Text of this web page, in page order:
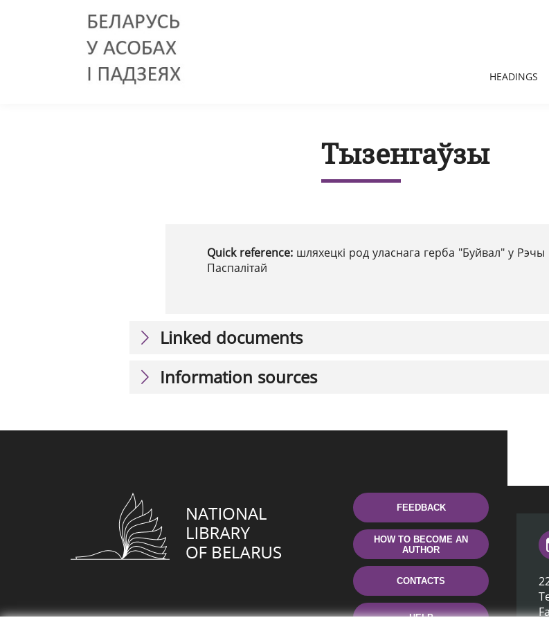
HEADINGS
Тызенгаўзы
Quick reference: шляхецкі род уласнага герба "Буйвал" у Рэчы
Паспалітай
Linked documents
Information sources
FEEDBACK
HOW TO BECOME AN
AUTHOR
CONTACTS
HELP